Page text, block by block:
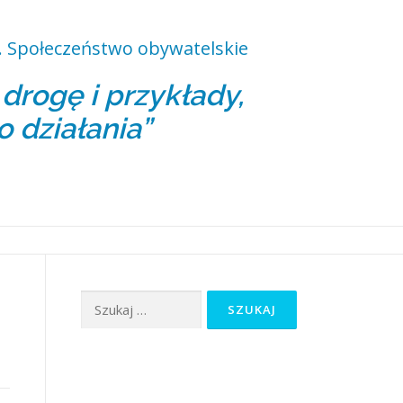
obywatelskie
i przykłady,